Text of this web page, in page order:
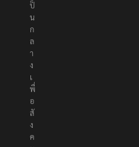
ป็
น
ก
ล
า
ง
เ
พื่
อ
สั
ง
ค